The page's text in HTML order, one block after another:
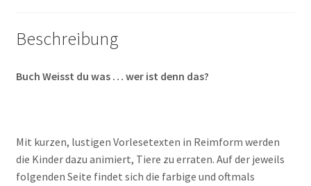
Beschreibung
Buch Weisst du was … wer ist denn das?
Mit kurzen, lustigen Vorlesetexten in Reimform werden
die Kinder dazu animiert, Tiere zu erraten. Auf der jeweils
folgenden Seite findet sich die farbige und oftmals